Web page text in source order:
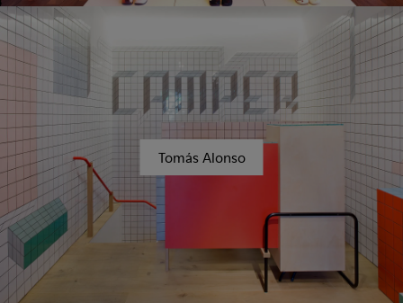
Tomás Alonso